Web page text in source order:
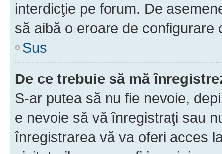
interdicţie pe forum. De
să aibă o eroare de configurare
Sus
De ce trebuie să mă
S-ar putea să nu fie nevoie,
e nevoie să vă înregistraţi sau
înregistrarea vă va oferi acces